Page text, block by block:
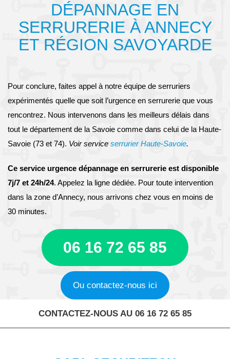
DÉPANNAGE EN
SERRURERIE À ANNECY
ET RÉGION SAVOYARDE
Pour conclure, faites appel à notre équipe de serruriers
expérimentés quelle que soit l’urgence en serrurerie que vous
rencontrez. Nous intervenons dans les meilleurs délais dans
tout le département de la Savoie comme dans celui de la Haute-
Savoie (73 et 74). Voir service serrurier Haute-Savoie.
Ce service urgence dépannage en serrurerie est disponible
7j/7 et 24h/24. Appelez la ligne dédiée. Pour toute intervention
dans la zone d’Annecy, nous arrivons chez vous en moins de
30 minutes.
06 16 72 65 85
Ou contactez-nous ici
CONTACTEZ-NOUS AU 06 16 72 65 85